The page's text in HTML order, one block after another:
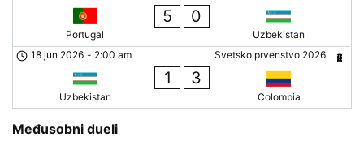
Portugal
5 0
Uzbekistan
Svetsko prvenstvo 2026
18 jun 2026 - 2:00 am
Uzbekistan
1 3
Colombia
Međusobni dueli